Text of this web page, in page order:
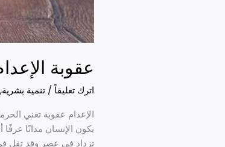
عقوبة
اترك تعليقاً/ تنمية بشرية,
الإعدام عقوبة تعني
يكون الإنسان مدانًا
تزداد في عصر وقد